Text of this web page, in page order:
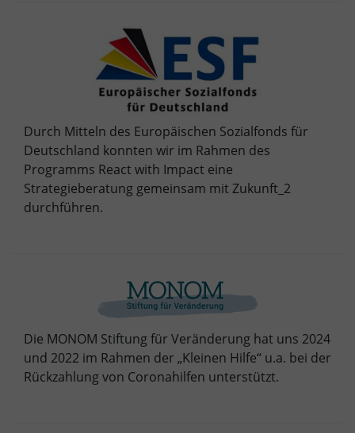
Durch Mitteln des Europäischen Sozialfonds für
Deutschland konnten wir im Rahmen des
Programms React with Impact eine
Strategieberatung gemeinsam mit Zukunft_2
durchführen.
Die MONOM Stiftung für Veränderung hat uns 2024
und 2022 im Rahmen der „Kleinen Hilfe“ u.a. bei der
Rückzahlung von Coronahilfen unterstützt.